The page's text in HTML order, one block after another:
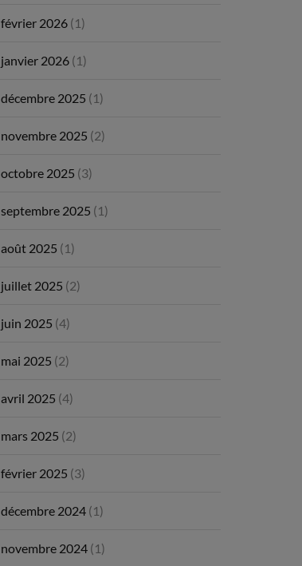
février 2026 (1)
janvier 2026 (1)
décembre 2025 (1)
novembre 2025 (2)
octobre 2025 (3)
septembre 2025 (1)
août 2025 (1)
juillet 2025 (2)
juin 2025 (4)
mai 2025 (2)
avril 2025 (4)
mars 2025 (2)
février 2025 (3)
décembre 2024 (1)
novembre 2024 (1)